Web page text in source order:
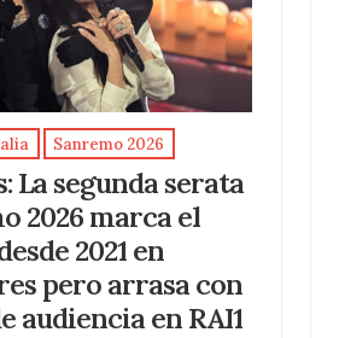
Sanremo 2026
La segunda serata
2026 marca el
2021 en
pero arrasa con
audiencia en RAI1